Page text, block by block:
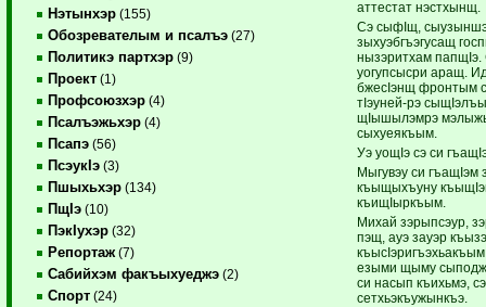
Нэтынхэр (155)
Обозревателым и псалъэ (27)
Политикэ партхэр (9)
Проект (1)
Профсоюзхэр (4)
Псалъэжьхэр (4)
Псапэ (56)
ПсэукIэ (3)
Пшыхьхэр (134)
ПщIэ (10)
ПэкIухэр (32)
Репортаж (7)
Сабийхэм факъыхуеджэ (2)
Спорт (24)
аттестат нэстхынщ.
Сэ сыфIщ,
зыхуэбгъэгусащ
нызэритхам
уогупсысри аращ.
бжесIэнщ фронтым
тIэуней-рэ
щIышылэмрэ
сыхуеякъым.
Уэ уощIэ сэ си
Мыгувэу си гъащIэм
къыщыхъуну
къищIыркъым.
Михай зэрыпсэур,
пэщ, ауэ зауэр
езыми щыму
си насып къихьмэ,
сетхьэкъужынкъэ.